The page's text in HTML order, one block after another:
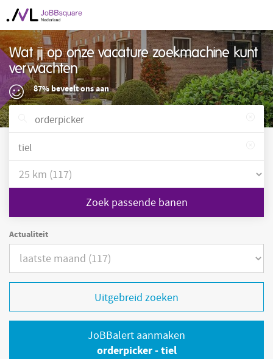
Wat jij op onze vacature zoekmachine kunt
verwachten
87% beveelt ons aan
Zoek passende banen
Actualiteit
Uitgebreid zoeken
JoBBalert aanmaken
orderpicker - tiel